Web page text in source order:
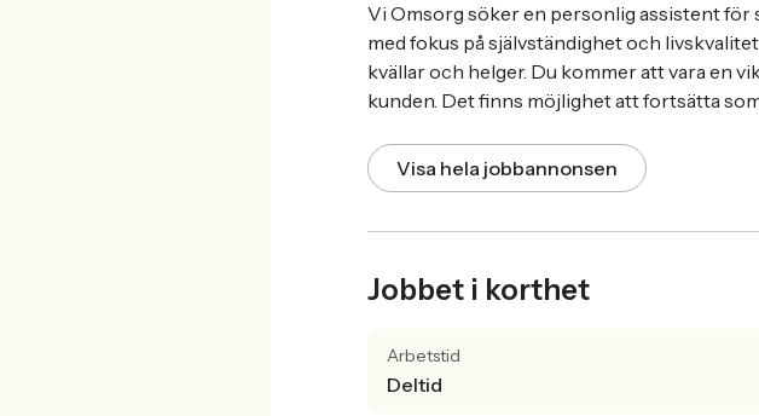
Vi Omsorg söker en personlig assistent för
med fokus på självständighet och
kvällar och helger. Du kommer att vara en
kunden. Det finns möjlighet att fortsätta
Visa hela jobbannonsen
Jobbet i korthet
Arbetstid
Deltid